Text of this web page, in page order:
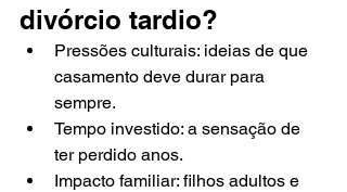
divórcio tardio?
Pressões culturais: ideias de que
casamento deve durar para
sempre.
Tempo investido: a sensação de
ter perdido anos.
Impacto familiar: filhos adultos e